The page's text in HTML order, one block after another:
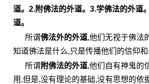
道。2.附佛法的外道。3.学佛法的外道
道。
所谓佛法外的外道,他们无视于佛法
知道佛法是什么,只是传播他们的信仰和
所谓 附佛法的外道,他们自有神鬼的
用,但是,没有理论的基础,没有思想的依